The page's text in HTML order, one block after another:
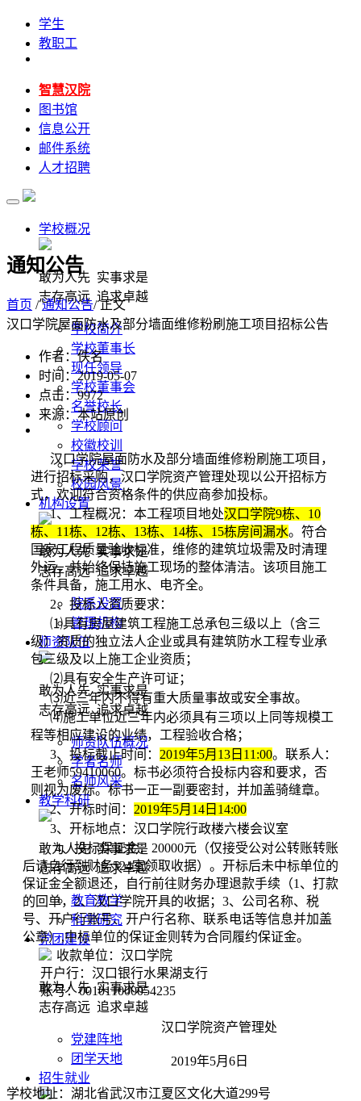
学生
教职工
智慧汉院
图书馆
信息公开
邮件系统
人才招聘
学校概况
敢为人先 实事求是
志存高远 追求卓越
学校简介
学校董事长
现任领导
学校董事会
名誉校长
学校顾问
校徽校训
学校荣誉
校园风景
机构设置
敢为人先 实事求是
志存高远 追求卓越
院系设置
管理机构
师资队伍
敢为人先 实事求是
志存高远 追求卓越
师资队伍概况
学者名师
名师风采
教学科研
敢为人先 实事求是
志存高远 追求卓越
教育教学
科学研究
党团建设
敢为人先 实事求是
志存高远 追求卓越
党建阵地
团学天地
招生就业
通知公告
首页 /通知公告/ 正文
汉口学院屋面防水及部分墙面维修粉刷施工项目招标公告
作者：佚名
时间：2019-05-07
点击：9972
来源：本站原创
汉口学院屋面防水及部分墙面维修粉刷施工项目，
进行招标采购，汉口学院资产管理处现以公开招标方
式，欢迎符合资格条件的供应商参加投标。
1、工程概况：本工程项目地处汉口学院9栋、10
栋、11栋、12栋、13栋、14栋、15栋房间漏水。符合
国家工程质量验收标准，维修的建筑垃圾需及时清理
外运，并始终保持施工现场的整体清洁。该项目施工
条件具备，施工用水、电齐全。
2、投标人资质要求：
⑴具有房屋建筑工程施工总承包三级以上（含三
级）资质的独立法人企业或具有建筑防水工程专业承
包三级及以上施工企业资质；
⑵具有安全生产许可证；
⑶近三年内不得有重大质量事故或安全事故。
⑷施工单位近三年内必须具有三项以上同等规模工
程等相应建设的业绩，工程验收合格；
3、投标截止时间： 2019年5月 13日 1 1 :00。联系人：
王老师59410060。标书必须符合投标内容和要求，否
则视为废标。标书一正一副要密封，并加盖骑缝章。
2、开标时间： 2019年5月 14日 14:00
3、开标地点：汉口学院行政楼六楼会议室
4、投标保证金：20000元（仅接受公对公转账转账
后请自行到财务524室领取收据）。开标后未中标单位的
保证金全额退还，自行前往财务办理退款手续（1、打款
的回单，2、汉口学院开具的收据；3、公司名称、税
号、开户行账号、开户行名称、联系电话等信息并加盖
公章）,中标单位的保证金则转为合同履约保证金。
收款单位：汉口学院
开户行：汉口银行水果湖支行
账号：001011000054235
汉口学院资产管理处
2019年5月 6 日
学校地址：湖北省武汉市江夏区文化大道299号